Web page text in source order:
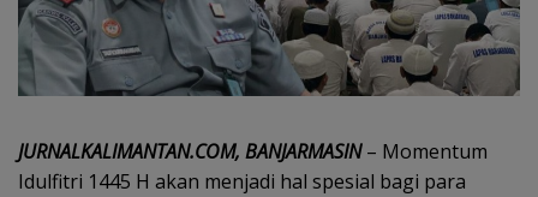
JURNALKALIMANTAN.COM, BANJARMASIN– Momentum
Idulfitri 1445 H akan menjadi hal spesial bagi para